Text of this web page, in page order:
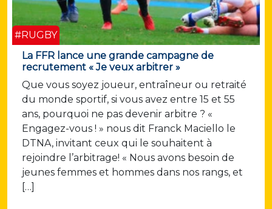
#RUGBY
La FFR lance une grande campagne de
recrutement « Je veux arbitrer »
Que vous soyez joueur, entraîneur ou retraité
du monde sportif, si vous avez entre 15 et 55
ans, pourquoi ne pas devenir arbitre ? «
Engagez-vous ! » nous dit Franck Maciello le
DTNA, invitant ceux qui le souhaitent à
rejoindre l’arbitrage! « Nous avons besoin de
jeunes femmes et hommes dans nos rangs, et
[…]